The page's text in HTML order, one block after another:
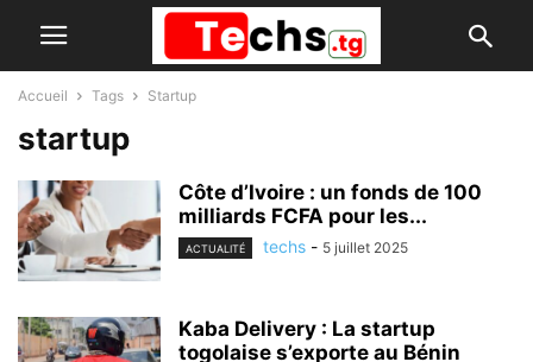
Accueil Tags Startup
startup
Côte d’Ivoire : un fonds de 100
milliards FCFA pour les...
ACTUALITÉ techs - 5 juillet 2025
Kaba Delivery : La startup
togolaise s’exporte au Bénin